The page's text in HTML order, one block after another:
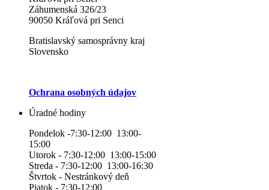
Záhumenská 326/23
90050 Kráľová pri Senci
Bratislavský samosprávny kraj
Slovensko
Ochrana osobných údajov
Úradné hodiny
Pondelok -7:30-12:00 13:00-
15:00
Utorok - 7:30-12:00 13:00-15:00
Streda - 7:30-12:00 13:00-16:30
Štvrtok - Nestránkový deň
Piatok - 7:30-12:00